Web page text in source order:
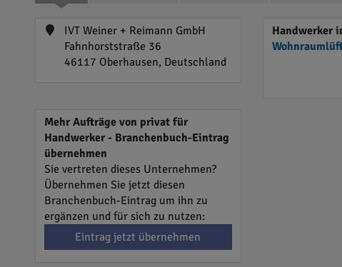
IVT Weiner + Reimann GmbH
Fahnhorststraße 36
46117 Oberhausen, Deutschland
Handwerker
Mehr Aufträge von privat für
Handwerker - Branchenbuch-Eintrag
übernehmen
Sie vertreten dieses Unternehmen?
Übernehmen Sie jetzt diesen
Branchenbuch-Eintrag um ihn zu
ergänzen und für sich zu nutzen:
Eintrag jetzt übernehmen